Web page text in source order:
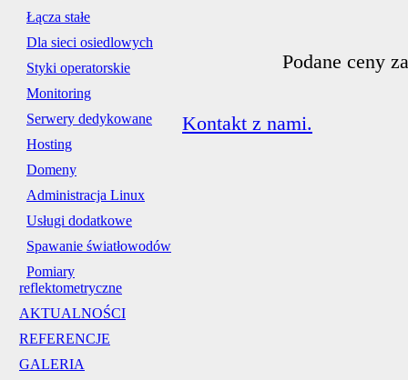
Łącza stałe
Dla sieci osiedlowych
Styki operatorskie
Monitoring
Serwery dedykowane
Hosting
Domeny
Administracja Linux
Usługi dodatkowe
Spawanie światłowodów
Pomiary
reflektometryczne
AKTUALNOŚCI
REFERENCJE
GALERIA
Podane ceny
Kontakt z nami.